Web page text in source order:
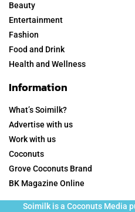
Beauty
Entertainment
Fashion
Food and Drink
Health and Wellness
Information
What’s Soimilk?
Advertise with us
Work with us
Coconuts
Grove Coconuts Brand
BK Magazine Online
Soimilk is a Coconuts Media